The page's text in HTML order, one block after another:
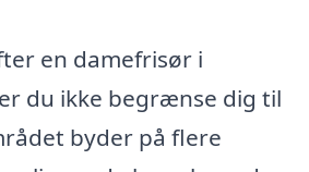
en damefrisør i
du ikke begrænse dig til
byder på flere